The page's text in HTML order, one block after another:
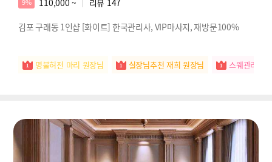
김포 구래동 1인샵 [화이트] 한국관리사, VIP마사지, 재방문100%
명불허전 마리 원장님 실장님추천 재희 원장님 스웨관리짱